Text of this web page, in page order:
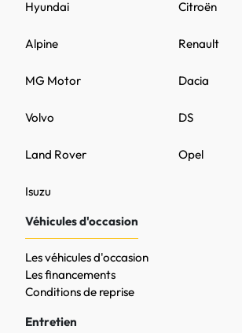
DS
MG Motor
Citroën
Opel
Volvo
Renault
Hyundai
Land Rover
Dacia
Alpine
Isuzu
Véhicules d'occasion
Les véhicules d'occasion
Les financements
Conditions de reprise
Entretien